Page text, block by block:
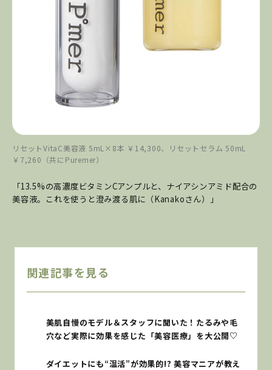
リセットVitaC美容液 5mL×8本 ￥14,300、リセットセラム 50mL
￥7,260（共にPuremer）
「13.5%の高濃度ビタミンCアンプルと、ナイアシンアミド配合の
美容液。これを使うと澄み渡る肌に（Kanakoさん）」
関連記事を見る
美肌自慢のモデル＆スタッフに聞いた！たるみや毛
穴など実際に効果を感じた「美容医療」を大公開♡
ダイエットにも“温活”が効果的!? 美容マニアが教え